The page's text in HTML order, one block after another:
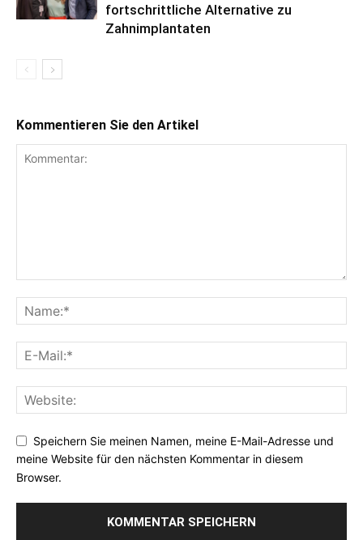
fortschrittliche Alternative zu
Zahnimplantaten
Kommentieren Sie den Artikel
Speichern Sie meinen Namen, meine E-Mail-Adresse und
meine Website für den nächsten Kommentar in diesem
Browser.